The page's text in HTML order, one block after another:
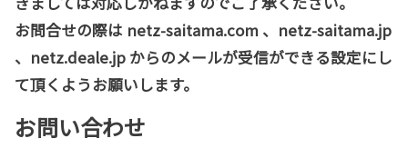
お問合せの際は netz-saitama.com 、netz-saitama.jp
、netz.deale.jp からのメールが受信ができる設定にし
て頂くようお願いします。
お問い合わせ